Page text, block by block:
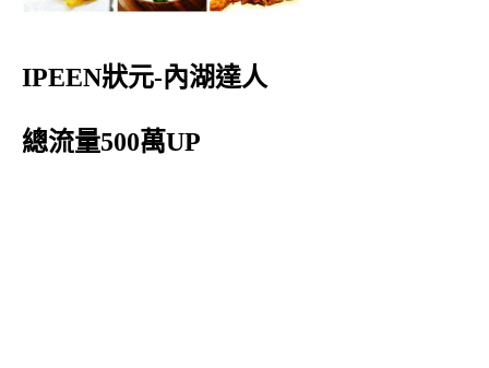
IPEEN狀元-內湖達人
總流量500萬UP